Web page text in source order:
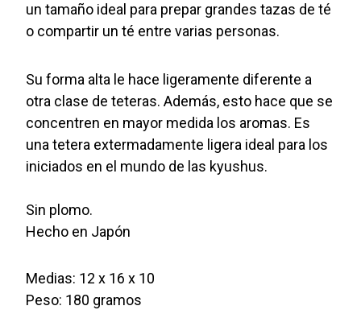
un tamaño ideal para prepar grandes tazas de té
o compartir un té entre varias personas.
Su forma alta le hace ligeramente diferente a
otra clase de teteras. Además, esto hace que se
concentren en mayor medida los aromas. Es
una tetera extermadamente ligera ideal para los
iniciados en el mundo de las kyushus.
Sin plomo.
Hecho en Japón
Medias: 12 x 16 x 10
Peso: 180 gramos